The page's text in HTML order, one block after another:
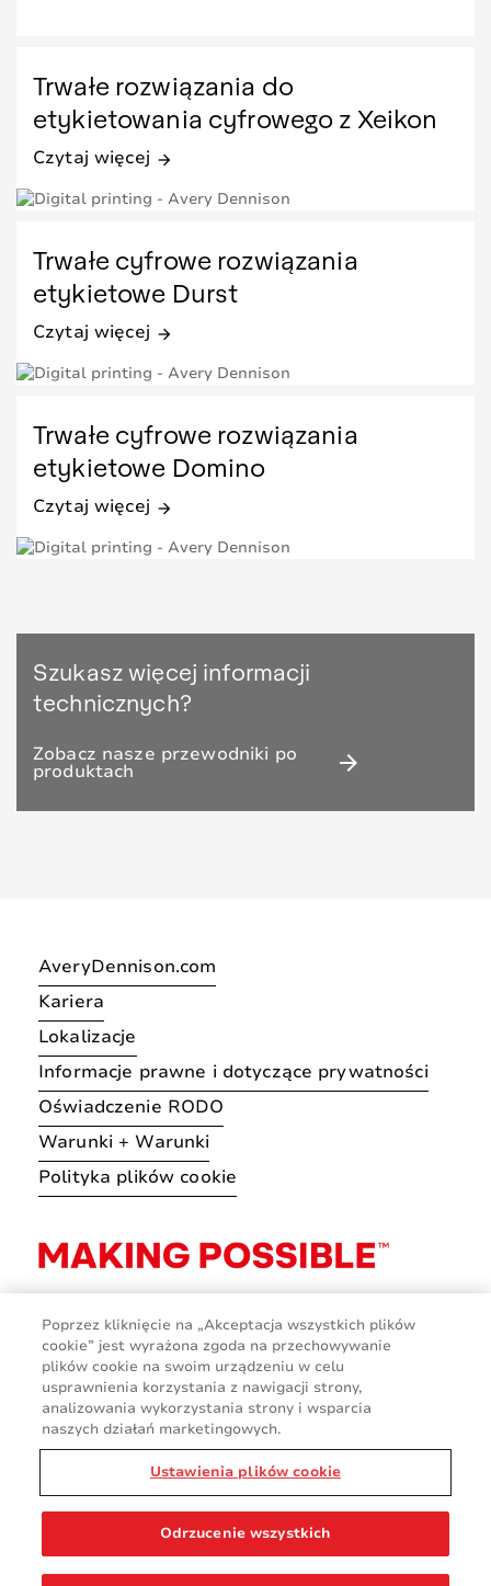
Trwałe rozwiązania do
etykietowania cyfrowego z Xeikon
Czytaj więcej arrow_forward
Trwałe cyfrowe rozwiązania
etykietowe Durst
Czytaj więcej arrow_forward
Trwałe cyfrowe rozwiązania
etykietowe Domino
Czytaj więcej arrow_forward
Szukasz więcej informacji
technicznych?
Zobacz nasze przewodniki po
produktach arrow_forward
AveryDennison.com
Kariera
Lokalizacje
Informacje prawne i dotyczące prywatności
Oświadczenie RODO
Warunki + Warunki
Polityka plików cookie
© 2026 Avery Dennison Corporation
Poprzez kliknięcie na „Akceptacja wszystkich plików
cookie” jest wyrażona zgoda na przechowywanie
plików cookie na swoim urządzeniu w celu
usprawnienia korzystania z nawigacji strony,
analizowania wykorzystania strony i wsparcia
naszych działań marketingowych.
Ustawienia plików cookie
Odrzucenie wszystkich